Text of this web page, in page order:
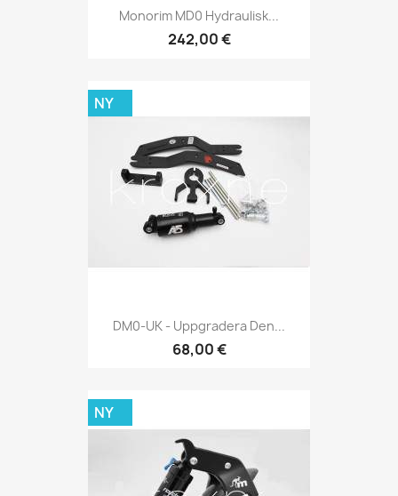
Monorim MD0 Hydraulisk...
242,00 €
DM0-UK - Uppgradera Den...
68,00 €
NY
NY